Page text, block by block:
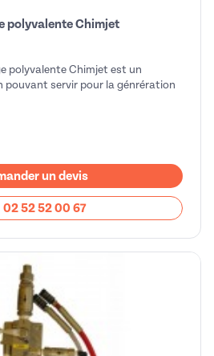
polyvalente Chimjet
polyvalente Chimjet est un
servir pour la génrération
un devis
02 52 52 00 67